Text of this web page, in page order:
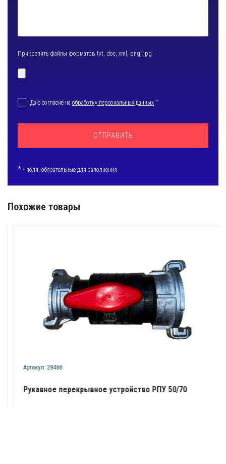
Прикрепить файлы форматов txt, doc, xml, png, jpg
Даю согласие на обработку персональных данных *
* - поля, обязательные для заполнения
Похожие товары
Артикул: 28466
Рукавное перекрывное устройство РПУ 50/70